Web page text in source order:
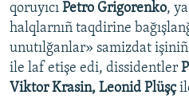
qoruyıcı Petro Grigorenko,
halqlarnıñ taqdirine
unutılğanlar» samizdat
ile laf etişe edi, dissidentler
Viktor Krasin, Leonid Plüşç